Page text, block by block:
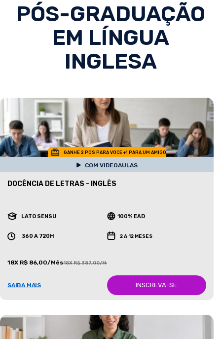
PÓS-GRADUAÇÃO
EM LÍNGUA
INGLESA
GANHE 2 POS PARA VOCE +1 PARA UM AMIGO
COM VIDEOAULAS
DOCÊNCIA DE LETRAS - INGLÊS
LATO SENSU 100% EAD
360 A 720H 2 A 12 MESES
18X R$ 86,00/Mês18X R$ 387,00/Mês
SAIBA MAIS INSCREVA-SE